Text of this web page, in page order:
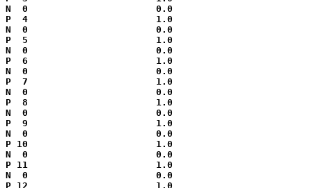
N  0                       0.0
P  4                       1.0
N  0                       0.0
P  5                       1.0
N  0                       0.0
P  6                       1.0
N  0                       0.0
P  7                       1.0
N  0                       0.0
P  8                       1.0
N  0                       0.0
P  9                       1.0
N  0                       0.0
P 10                       1.0
N  0                       0.0
P 11                       1.0
N  0                       0.0
P 12                       1.0